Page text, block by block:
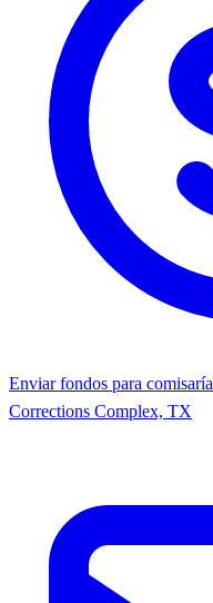
Enviar fondos para comisaría
Corrections Complex, TX